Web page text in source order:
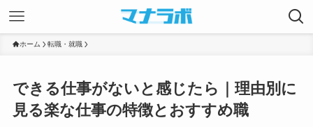
ホーム 転職・就職
できる仕事がないと感じたら｜理由別に
見る楽な仕事の特徴とおすすめ職